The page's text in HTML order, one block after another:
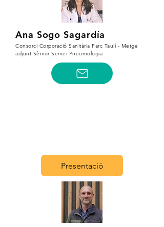
Ana Sogo Sagardía
Consorci Corporació Sanitària Parc Taulí - Metge
adjunt Sènior Servei Pneumologia
Presentació